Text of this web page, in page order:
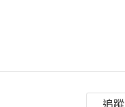
追蹤